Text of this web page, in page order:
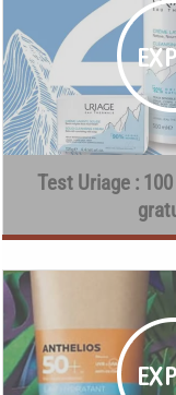
Test Uriage :